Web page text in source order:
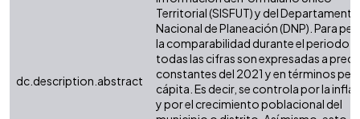
dc.description.abstract
Territorial (SISFUT) y del Departamento
Nacional de Planeación (DNP). Para
la comparabilidad durante el periodo,
todas las cifras son expresadas a
constantes del 2021 y en términos per
cápita. Es decir, se controla por la
y por el crecimiento poblacional del